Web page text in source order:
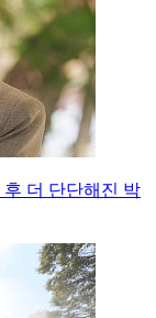
더 단단해진 박